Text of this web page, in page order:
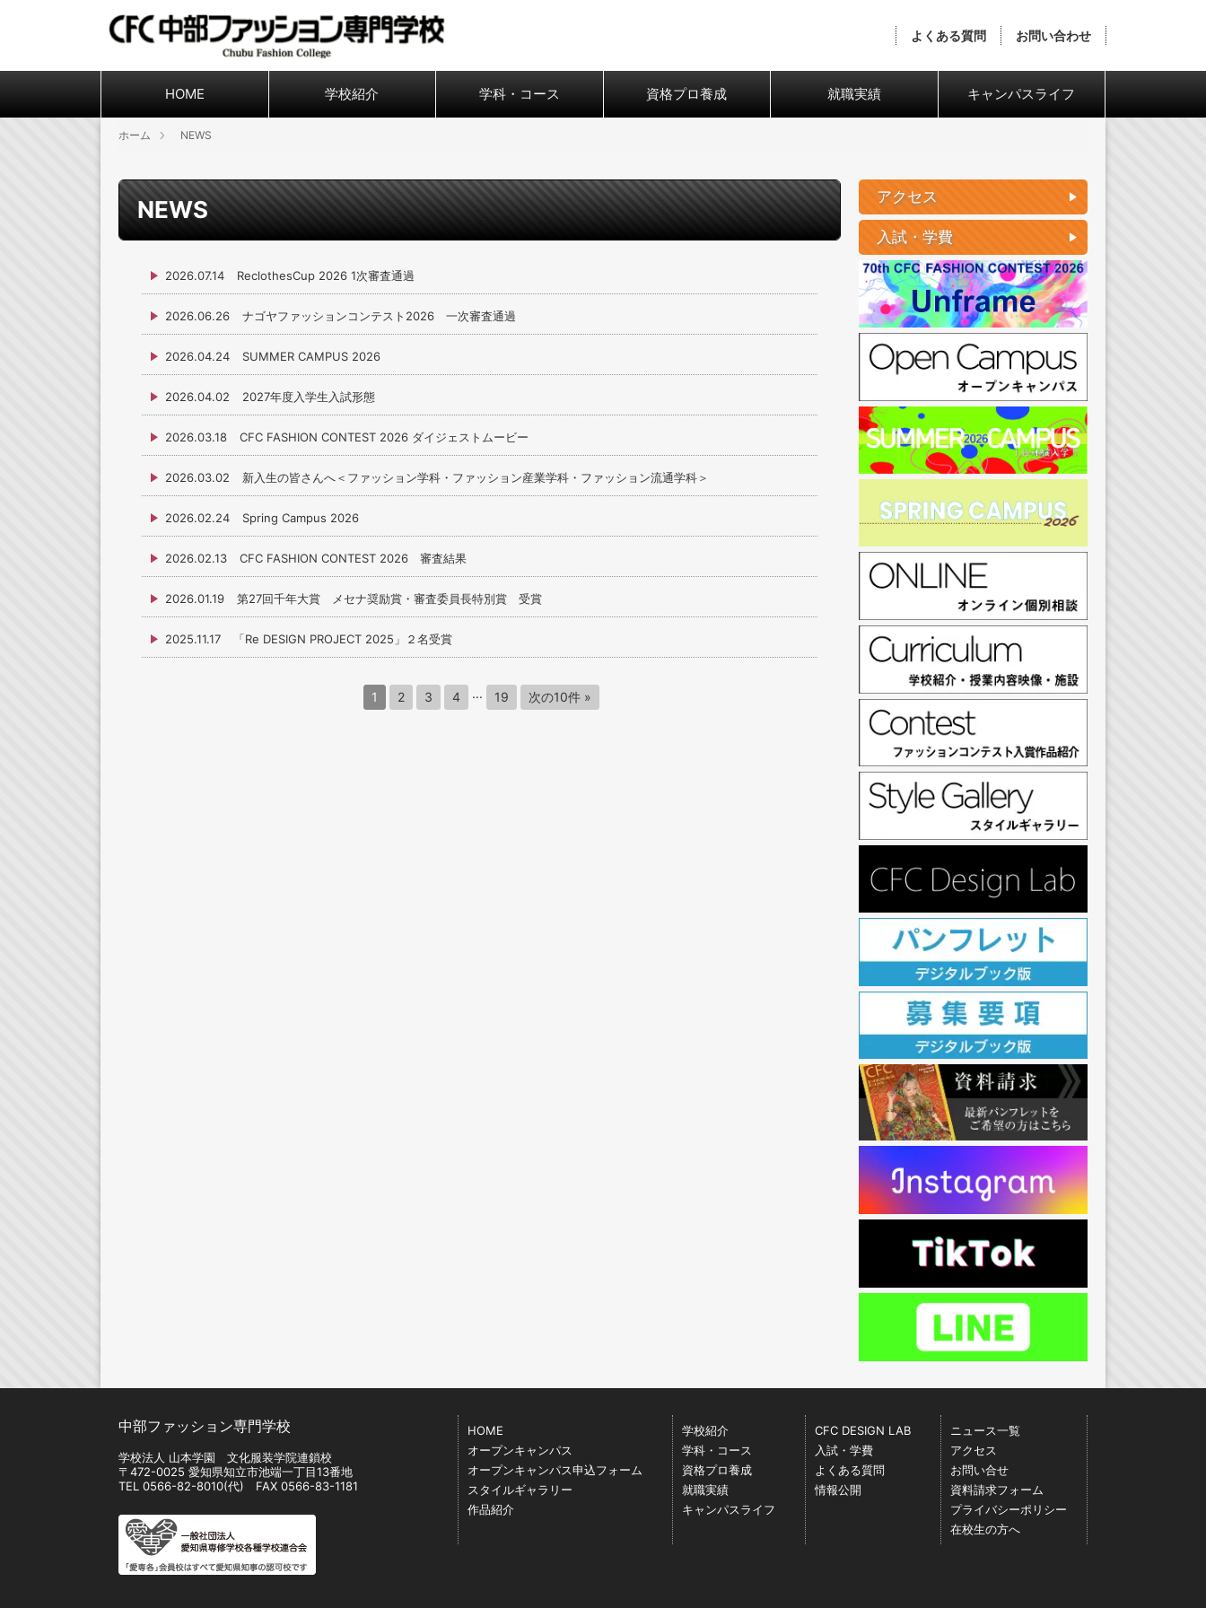
よくある質問 お問い合わせ
HOME 学校紹介 学科・コース 資格プロ養成 就職実績 キャンパスライフ
ホーム NEWS
NEWS
2026.07.14 ReclothesCup 2026 1次審査通過
2026.06.26 ナゴヤファッションコンテスト2026 一次審査通過
2026.04.24 SUMMER CAMPUS 2026
2026.04.02 2027年度入学生入試形態
2026.03.18 CFC FASHION CONTEST 2026 ダイジェストムービー
2026.03.02 新入生の皆さんへ＜ファッション学科・ファッション産業学科・ファッション流通学科＞
2026.02.24 Spring Campus 2026
2026.02.13 CFC FASHION CONTEST 2026 審査結果
2026.01.19 第27回千年大賞 メセナ奨励賞・審査委員長特別賞 受賞
2025.11.17 「Re DESIGN PROJECT 2025」２名受賞
1 2 3 4 ... 19 次の10件 »
アクセス
入試・学費
中部ファッション専門学校
学校法人 山本学園 文化服装学院連鎖校
〒472-0025 愛知県知立市池端一丁目13番地
TEL 0566-82-8010(代) FAX 0566-83-1181
HOME
オープンキャンパス
オープンキャンパス申込フォーム
スタイルギャラリー
作品紹介
学校紹介
学科・コース
資格プロ養成
就職実績
キャンパスライフ
CFC DESIGN LAB
入試・学費
よくある質問
情報公開
ニュース一覧
アクセス
お問い合せ
資料請求フォーム
プライバシーポリシー
在校生の方へ